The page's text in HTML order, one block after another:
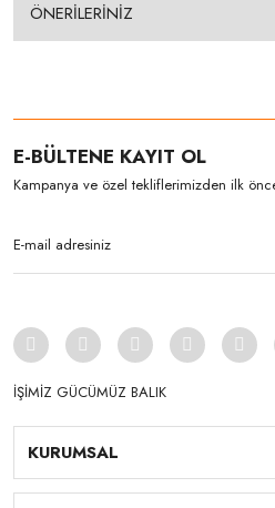
ÖNERİLERİNİZ
E-BÜLTENE KAYIT OL
Kampanya ve özel tekliflerimizden ilk
İŞİMİZ GÜCÜMÜZ BALIK
KURUMSAL